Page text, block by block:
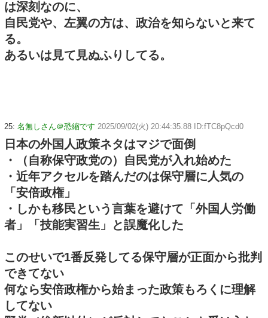
は深刻なのに、
自民党や、左翼の方は、政治を知らないと来て
る。
あるいは見て見ぬふりしてる。
25: 名無しさん＠恐縮です 2025/09/02(火) 20:44:35.88 ID:fTC8pQcd0
日本の外国人政策ネタはマジで面倒
・（自称保守政党の）自民党が入れ始めた
・近年アクセルを踏んだのは保守層に人気の
「安倍政権」
・しかも移民という言葉を避けて「外国人労働
者」「技能実習生」と誤魔化した
このせいで1番反発してる保守層が正面から批判
できてない
何なら安倍政権から始まった政策もろくに理解
してない